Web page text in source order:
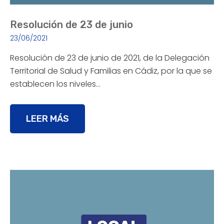
Resolución de 23 de junio
23/06/2021
Resolución de 23 de junio de 2021, de la Delegación
Territorial de Salud y Familias en Cádiz, por la que se
establecen los niveles…
LEER MÁS